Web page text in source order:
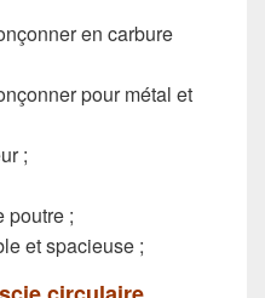
en carbure
pour métal et
;
poutre ;
et spacieuse ;